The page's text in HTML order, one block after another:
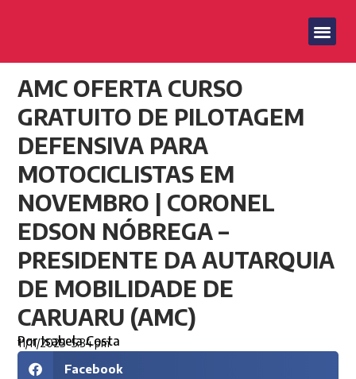
AMC OFERTA CURSO
GRATUITO DE PILOTAGEM
DEFENSIVA PARA
MOTOCICLISTAS EM
NOVEMBRO | CORONEL
EDSON NÓBREGA –
PRESIDENTE DA AUTARQUIA
DE MOBILIDADE DE
CARUARU (AMC)
PorIsabela Costa
11/11/2025 5:34 pm
Facebook